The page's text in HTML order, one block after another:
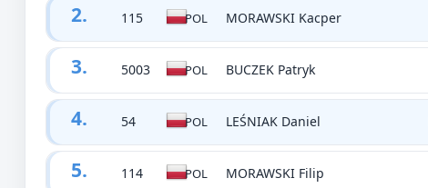
2. 115 POL MORAWSKI Kacper
3. 5003 POL BUCZEK Patryk
4. 54 POL LEŚNIAK Daniel
5. 114 POL MORAWSKI Filip